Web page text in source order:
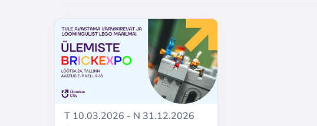
T 10.03.2026 - N 31.12.2026